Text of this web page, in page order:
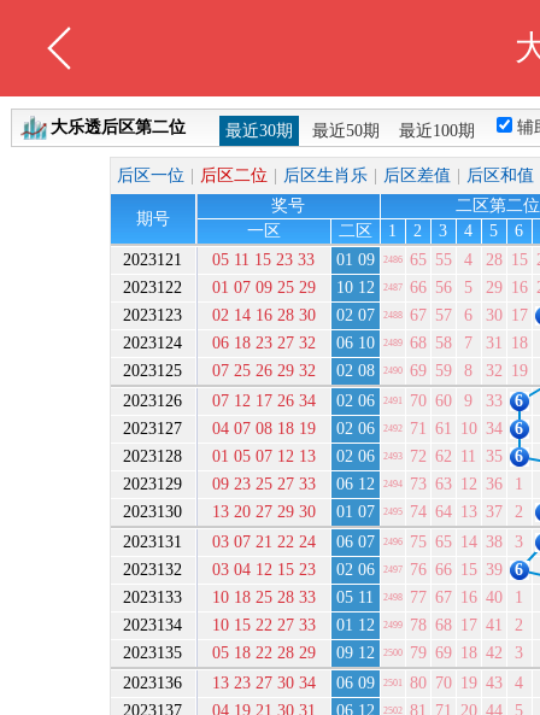
大乐透后区第二位 最近30期 最近50期 最近100期 辅
后区一位 后区二位 后区生肖乐 后区差值 后区和值
期号
奖号
一区
二区
二区第二
1
2 3 4 5
6
2023121
05 11 15 23 33 01 09 2486 65 55 4 28 15
2023122
01 07 09 25 29 10 12 2487 66 56 5 29 16
2023123
02 14 16 28 30 02 07 2488 67 57 6 30 17
2023124
06 18 23 27 32 06 10 2489 68 58 7 31 18
2023125
07 25 26 29 32 02 08 2490 69 59 8 32 19
2023126
07 12 17 26 34 02 06 2491 70 60 9 33
6
2023127
04 07 08 18 19 02 06 2492 71 61 10 34
6
2023128
01 05 07 12 13 02 06 2493 72 62 11 35
6
2023129
09 23 25 27 33 06 12 2494 73 63 12 36
1
2023130
13 20 27 29 30 01 07 2495 74 64 13 37
2
2023131
03 07 21 22 24 06 07 2496 75 65 14 38
3
2023132
03 04 12 15 23 02 06 2497 76 66 15 39
6
2023133
10 18 25 28 33 05 11 2498 77 67 16 40
1
2023134
10 15 22 27 33 01 12 2499 78 68 17 41
2
2023135
05 18 22 28 29 09 12 2500 79 69 18 42
3
2023136
13 23 27 30 34 06 09 2501 80 70 19 43
4
2023137
04 19 21 30 31 06 12 2502 81 71 20 44
5